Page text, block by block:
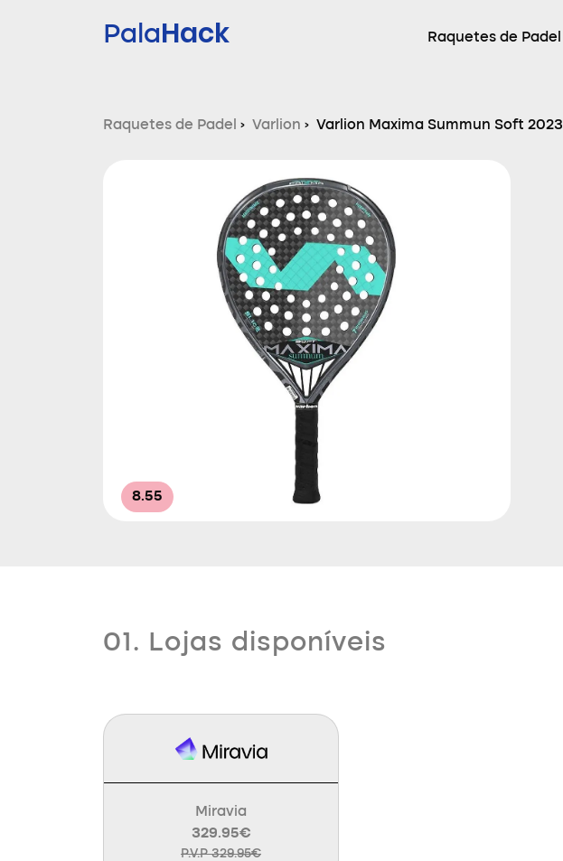
PalaHack Raquetes de Padel
Raquetes de Padel › Varlion › Varlion Maxima Summun Soft 2023
8.55
01. Lojas disponíveis
Miravia
329.95€
P.V.P 329.95€